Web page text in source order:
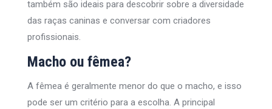
também são ideais para descobrir sobre a diversidade
das raças caninas e conversar com criadores
profissionais.
Macho ou fêmea?
A fêmea é geralmente menor do que o macho, e isso
pode ser um critério para a escolha. A principal